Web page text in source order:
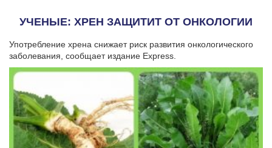
УЧЕНЫЕ: ХРЕН ЗАЩИТИТ ОТ ОНКОЛОГИИ
Употребление хрена снижает риск развития онкологического
заболевания, сообщает издание Express.